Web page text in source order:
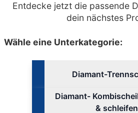
Entdecke jetzt die passende
dein nächstes
Wähle eine Unterkategorie:
Diamant-
Diamant-
&